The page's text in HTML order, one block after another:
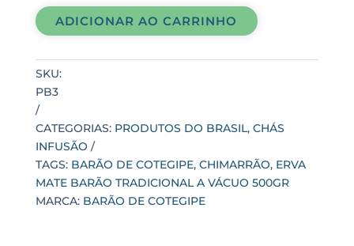
TRADICIONAL
A
500gr
quantidade
ADICIONAR AO CARRINHO
SKU:
PB3
CATEGORIAS: PRODUTOS DO BRASIL, CHÁS
INFUSÃO
TAGS: BARÃO DE COTEGIPE, CHIMARRÃO, ERVA
MATE BARÃO TRADICIONAL A VÁCUO 500GR
MARCA: BARÃO DE COTEGIPE